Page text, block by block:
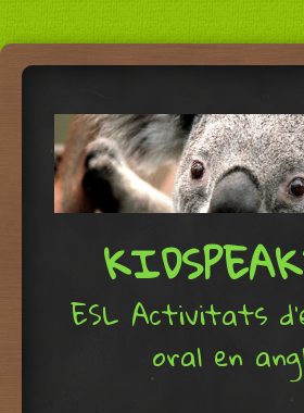
ESL Activitats
oral en